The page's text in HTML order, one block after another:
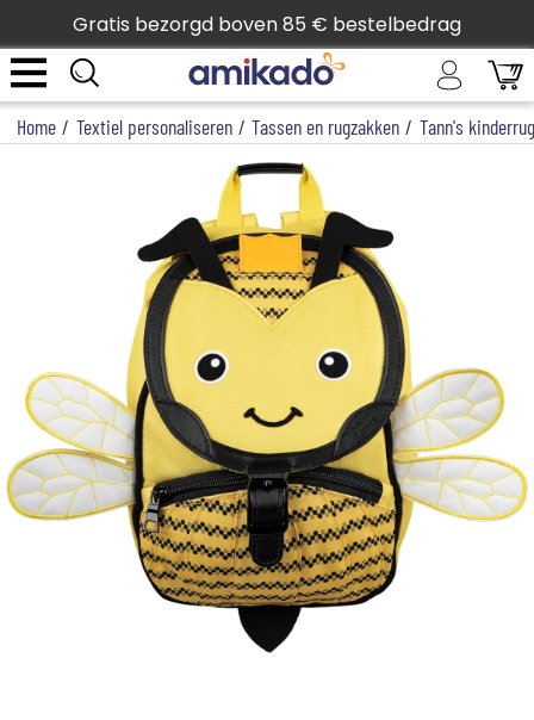
Gratis bezorgd boven 85 € bestelbedrag
Home / Textiel personaliseren / Tassen en rugzakken / Tann's